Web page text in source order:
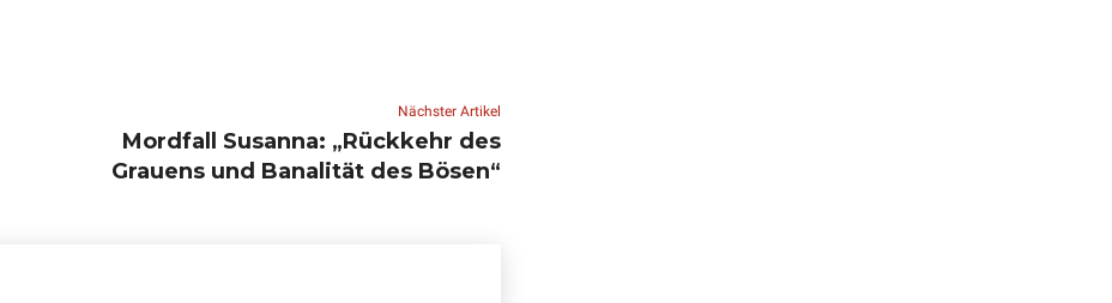
Nächster Artikel
Mordfall Susanna: „Rückkehr des
Grauens und Banalität des Bösen“